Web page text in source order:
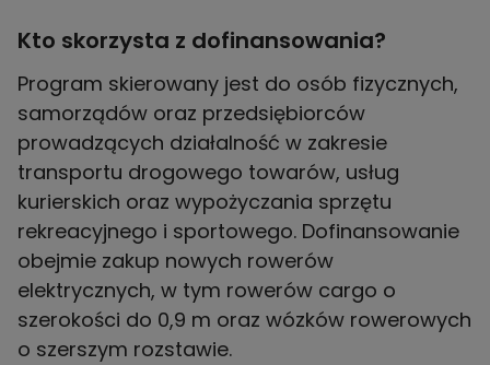
Kto skorzysta z dofinansowania?
Program skierowany jest do osób fizycznych,
samorządów oraz przedsiębiorców
prowadzących działalność w zakresie
transportu drogowego towarów, usług
kurierskich oraz wypożyczania sprzętu
rekreacyjnego i sportowego. Dofinansowanie
obejmie zakup nowych rowerów
elektrycznych, w tym rowerów cargo o
szerokości do 0,9 m oraz wózków rowerowych
o szerszym rozstawie.